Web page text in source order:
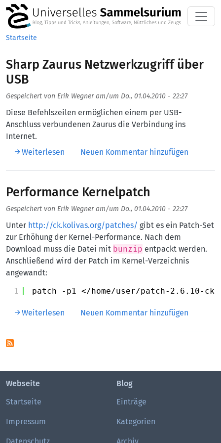
Direkt zum Inhalt
Startseite
Sharp Zaurus Netzwerkzugriff über
USB
Gespeichert von Erik Wegneram/um Do., 01.04.2010 - 22:27
Diese Befehlszeilen ermöglichen einem per USB-
Anschluss verbundenen Zaurus die Verbindung ins
Internet.
Weiterlesen über Sharp Zaurus Netzwerkzugriff über
Neuen Kommentar hinzufügen
Performance Kernelpatch
Gespeichert von Erik Wegneram/um Do., 01.04.2010 - 22:27
Unter http://ck.kolivas.org/patches/ gibt es ein Patch-Set
zur Erhöhung der Kernel-Performance. Nach dem
Download muss die Datei mit bunzip entpackt werden.
Anschließend wird der Patch im Kernel-Verzeichnis
angewandt:
1
patch -p1 </home/user/patch-2 .6.10-ck
Weiterlesen über Performance Kernelpatch
Neuen Kommentar hinzufügen
Webseite
Startseite
Impressum
Datenschutz
Blog
Einträge
Kategorien
Archiv